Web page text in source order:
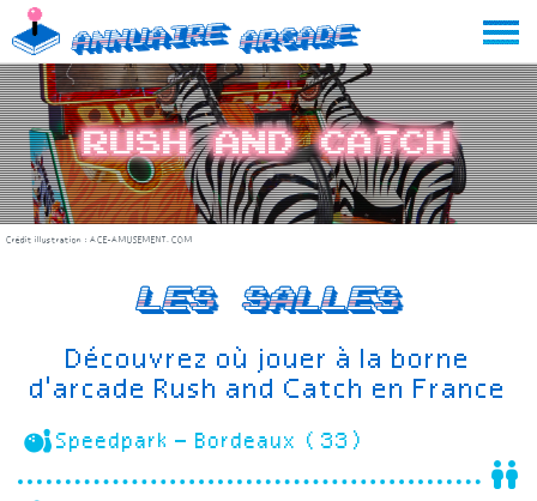
Skip
to
content
Annuaire Arcade
Crédit illustration : ACE-AMUSEMENT.COM
Rush and Catch
Les salles
Découvrez où jouer à la borne
d'arcade Rush and Catch en France
Speedpark – Bordeaux (33)